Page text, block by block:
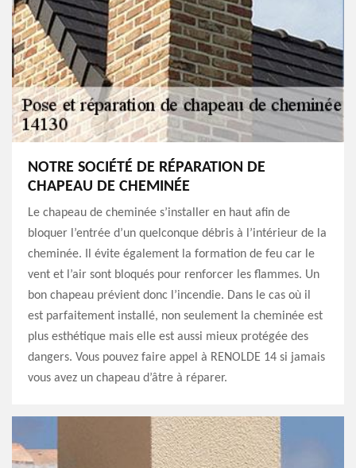
NOTRE SOCIÉTÉ DE RÉPARATION DE
CHAPEAU DE CHEMINÉE
Le chapeau de cheminée s’installer en haut afin de
bloquer l’entrée d’un quelconque débris à l’intérieur de la
cheminée. Il évite également la formation de feu car le
vent et l’air sont bloqués pour renforcer les flammes. Un
bon chapeau prévient donc l’incendie. Dans le cas où il
est parfaitement installé, non seulement la cheminée est
plus esthétique mais elle est aussi mieux protégée des
dangers. Vous pouvez faire appel à RENOLDE 14 si jamais
vous avez un chapeau d’âtre à réparer.